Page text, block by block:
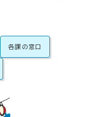
各課の窓口